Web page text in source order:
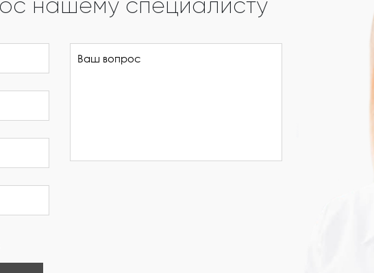
нашему специалисту